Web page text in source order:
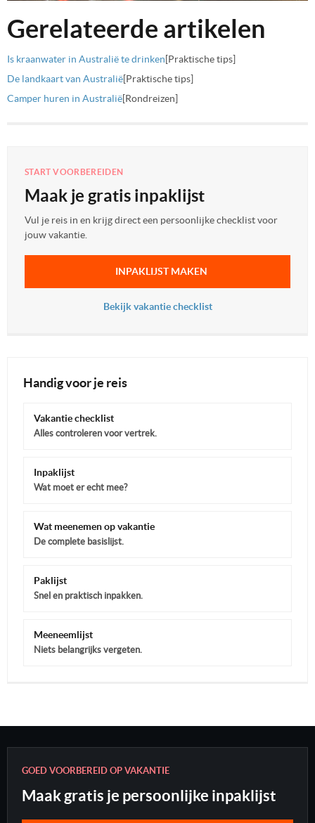
Gerelateerde artikelen
Is kraanwater in Australië te drinken[Praktische tips]
De landkaart van Australië[Praktische tips]
Camper huren in Australië[Rondreizen]
START VOORBEREIDEN
Maak je gratis inpaklijst
Vul je reis in en krijg direct een persoonlijke checklist voor
jouw vakantie.
INPAKLIJST MAKEN
Bekijk vakantie checklist
Handig voor je reis
Vakantie checklist
Alles controleren voor vertrek.
Inpaklijst
Wat moet er echt mee?
Wat meenemen op vakantie
De complete basislijst.
Paklijst
Snel en praktisch inpakken.
Meeneemlijst
Niets belangrijks vergeten.
GOED VOORBEREID OP VAKANTIE
Maak gratis je persoonlijke inpaklijst